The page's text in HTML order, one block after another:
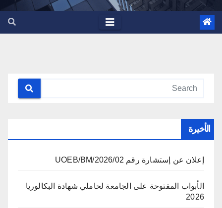
الأخيرة
إعلان عن إستشارة رقم 02/UOEB/BM/2026
الأبواب المفتوحة على الجامعة لحاملي شهادة البكالوريا
2026